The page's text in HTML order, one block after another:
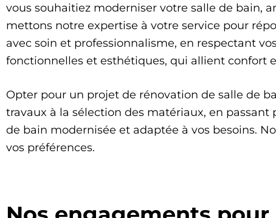
vous souhaitiez moderniser votre salle de bain,
mettons notre expertise à votre service pour
avec soin et professionnalisme, en respectant
fonctionnelles et esthétiques, qui allient confort
Opter pour un projet de rénovation de salle de
travaux à la sélection des matériaux, en passant
de bain modernisée et adaptée à vos besoins.
vos préférences.